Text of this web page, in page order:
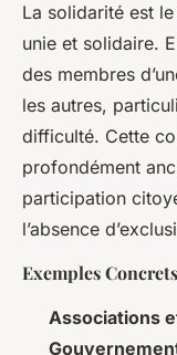
La solidarité est
unie et solidaire.
des membres
les autres,
difficulté. Cette
profondément
participation
l’absence
Exemples
Associations